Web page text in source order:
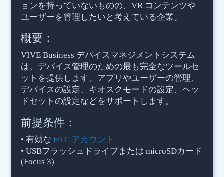
ョンを持っていないものの、VR コンテンツや
ユーザーを管理したいと考えている企業。
概要：
VIVE Business デバイスマネジメントシステム
は、デバイス管理のための最も完全なツールセ
ットを提供します。アプリやユーザーの管理、
デバイスの設定、キオスクモードの設定、ヘッ
ドセットの設定などをサポートします。
前提条件：
• 有効なHTC アカウント
• USBフラッシュドライブまたは microSDカード
(Focus 3)